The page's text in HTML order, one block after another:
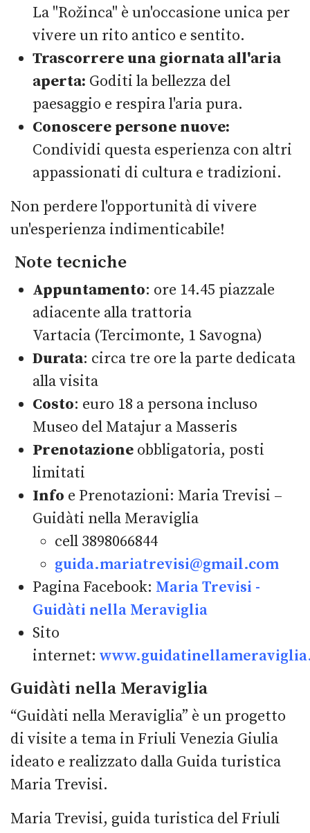
La "Rožinca" è un'occasione unica per
vivere un rito antico e sentito.
Trascorrere una giornata all'aria
aperta: Goditi la bellezza del
paesaggio e respira l'aria pura.
Conoscere persone nuove:
Condividi questa esperienza con altri
appassionati di cultura e tradizioni.
Non perdere l'opportunità di vivere
un'esperienza indimenticabile!
Note tecniche
Appuntamento: ore 14.45 piazzale
adiacente alla trattoria
Vartacia (Tercimonte, 1 Savogna)
Durata: circa tre ore la parte dedicata
alla visita
Costo: euro 18 a persona incluso
Museo del Matajur a Masseris
Prenotazione obbligatoria, posti
limitati
Info e Prenotazioni: Maria Trevisi –
Guidàti nella Meraviglia
cell 3898066844
guida.mariatrevisi@gmail.com
Pagina Facebook: Maria Trevisi -
Guidàti nella Meraviglia
Sito
internet:
Guidàti nella Meraviglia
“Guidàti nella Meraviglia” è un progetto
di visite a tema in Friuli Venezia Giulia
ideato e realizzato dalla Guida turistica
Maria Trevisi.
Maria Trevisi, guida turistica del Friuli